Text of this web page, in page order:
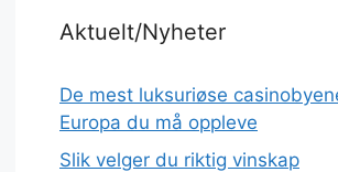
Aktuelt/Nyheter
De mest luksuriøse
Europa du må oppleve
Slik velger du riktig vinskap